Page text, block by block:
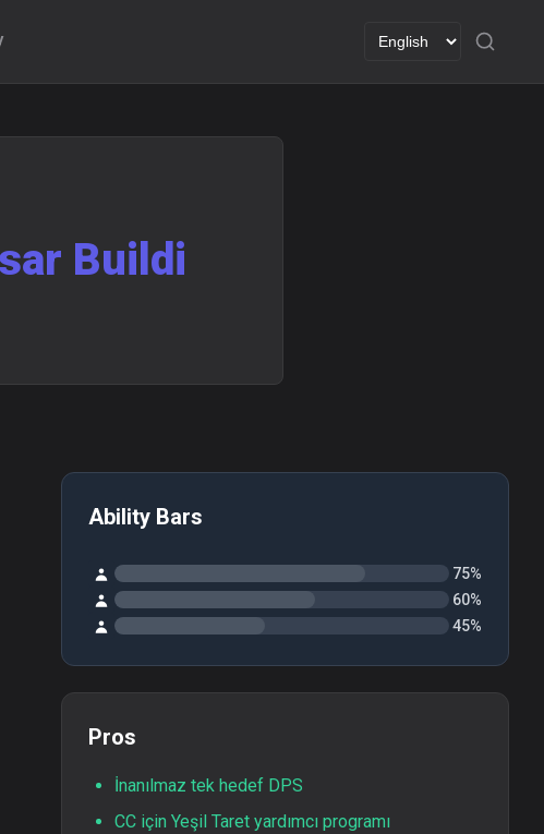
Buildi
Ability Bars
75%
60%
45%
Pros
İnanılmaz tek hedef DPS
CC için Yeşil Taret yardımcı programı